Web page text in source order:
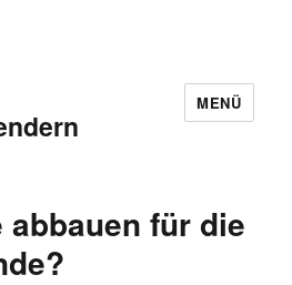
MENÜ
abbauen für die